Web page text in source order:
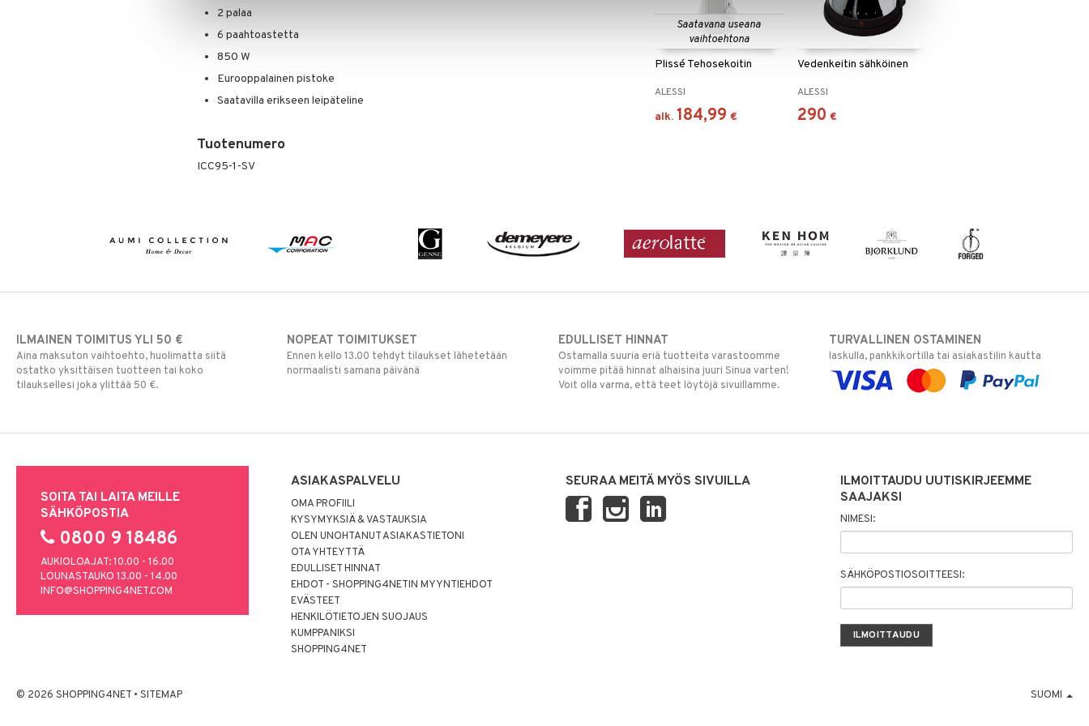
2 palaa
6 paahtoastetta
850 W
Eurooppalainen pistoke
Saatavilla erikseen leipäteline
Tuotenumero
ICC95-1-SV
Saatavana useana
vaihtoehtona
Plissé Tehosekoitin
ALESSI
alk. 184,99 €
Vedenkeitin sähköinen
ALESSI
290 €
ILMAINEN TOIMITUS YLI 50 €
Aina maksuton vaihtoehto, huolimatta siitä
ostatko yksittäisen tuotteen tai koko
tilauksellesi joka ylittää 50 €.
NOPEAT TOIMITUKSET
Ennen kello 13.00 tehdyt tilaukset lähetetään
normaalisti samana päivänä
EDULLISET HINNAT
Ostamalla suuria eriä tuotteita varastoomme
voimme pitää hinnat alhaisina juuri Sinua varten!
Voit olla varma, että teet löytöjä sivuillamme.
TURVALLINEN OSTAMINEN
laskulla, pankkikortilla tai asiakastilin kautta
SOITA TAI LAITA MEILLE
SÄHKÖPOSTIA
0800 9 18486
AUKIOLOAJAT: 10.00 - 16.00
LOUNASTAUKO 13.00 - 14.00
INFO@SHOPPING4NET.COM
ASIAKASPALVELU
OMA PROFIILI
KYSYMYKSIÄ & VASTAUKSIA
OLEN UNOHTANUT ASIAKASTIETONI
OTA YHTEYTTÄ
EDULLISET HINNAT
EHDOT - SHOPPING4NETIN MYYNTIEHDOT
EVÄSTEET
HENKILÖTIETOJEN SUOJAUS
KUMPPANIKSI
SHOPPING4NET
SEURAA MEITÄ MYÖS SIVUILLA
ILMOITTAUDU UUTISKIRJEEMME
SAAJAKSI
NIMESI:
SÄHKÖPOSTIOSOITTEESI:
© 2026 SHOPPING4NET • SITEMAP SUOMI